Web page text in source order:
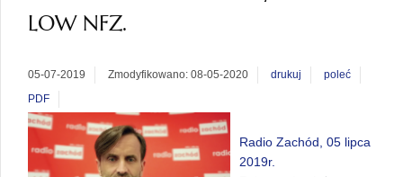
LOW NFZ.
05-07-2019 Zmodyfikowano: 08-05-2020 drukuj
poleć
PDF
Radio Zachód, 05 lipca
2019r.